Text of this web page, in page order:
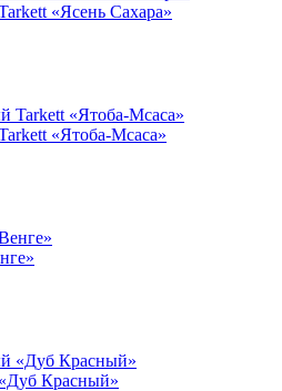
«Ясень Сахара»
«Ятоба-Мсаса»
Красный»